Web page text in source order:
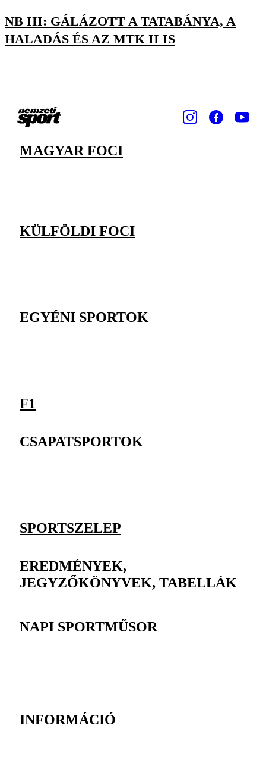
NB III: GÁLÁZOTT A TATABÁNYA, A
HALADÁS ÉS AZ MTK II IS
MAGYAR FOCI
KÜLFÖLDI FOCI
EGYÉNI SPORTOK
F1
CSAPATSPORTOK
SPORTSZELEP
EREDMÉNYEK,
JEGYZŐKÖNYVEK, TABELLÁK
NAPI SPORTMŰSOR
INFORMÁCIÓ